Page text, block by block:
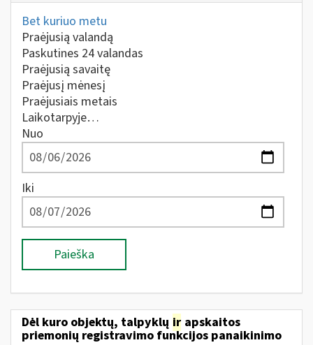
Bet kuriuo metu
Praėjusią valandą
Paskutines 24 valandas
Praėjusią savaitę
Praėjusį mėnesį
Praėjusiais metais
Laikotarpyje…
Nuo
Iki
Paieška
Dėl kuro objektų, talpyklų ir apskaitos
priemonių registravimo funkcijos panaikinimo